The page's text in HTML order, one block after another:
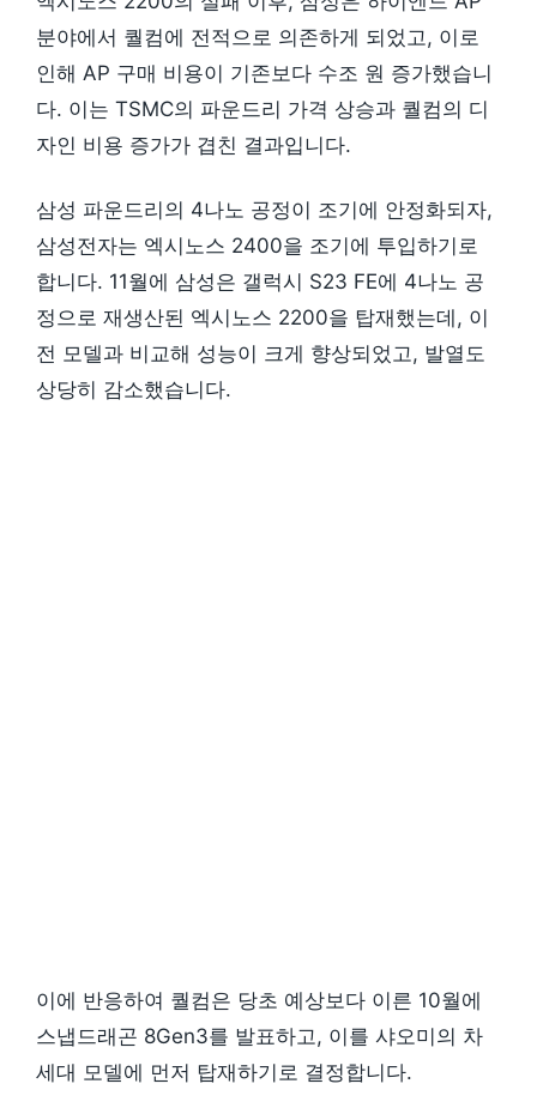
분야에서 퀄컴에 전적으로 의존하게 되었고, 이로
인해 AP 구매 비용이 기존보다 수조 원 증가했습니
다. 이는 TSMC의 파운드리 가격 상승과 퀄컴의 디
자인 비용 증가가 겹친 결과입니다.
삼성 파운드리의 4나노 공정이 조기에 안정화되자,
삼성전자는 엑시노스 2400을 조기에 투입하기로
합니다. 11월에 삼성은 갤럭시 S23 FE에 4나노 공
정으로 재생산된 엑시노스 2200을 탑재했는데, 이
전 모델과 비교해 성능이 크게 향상되었고, 발열도
상당히 감소했습니다.
이에 반응하여 퀄컴은 당초 예상보다 이른 10월에
스냅드래곤 8Gen3를 발표하고, 이를 샤오미의 차
세대 모델에 먼저 탑재하기로 결정합니다.